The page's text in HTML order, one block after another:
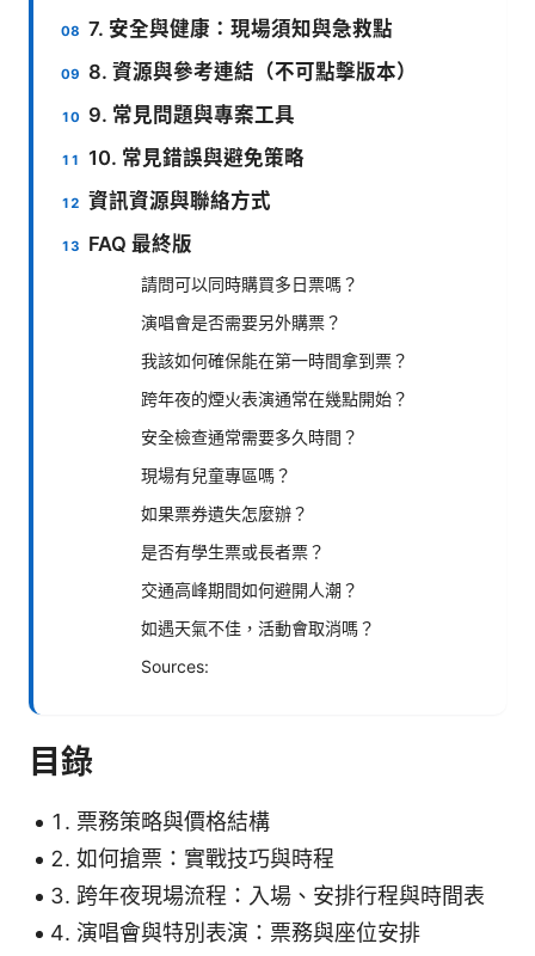
7. 安全與健康：現場須知與急救點
8. 資源與參考連結（不可點擊版本）
9. 常見問題與專案工具
10. 常見錯誤與避免策略
資訊資源與聯絡方式
FAQ 最終版
請問可以同時購買多日票嗎？
演唱會是否需要另外購票？
我該如何確保能在第一時間拿到票？
跨年夜的煙火表演通常在幾點開始？
安全檢查通常需要多久時間？
現場有兒童專區嗎？
如果票券遺失怎麼辦？
是否有學生票或長者票？
交通高峰期間如何避開人潮？
如遇天氣不佳，活動會取消嗎？
Sources:
目錄
票務策略與價格結構
如何搶票：實戰技巧與時程
跨年夜現場流程：入場、安排行程與時間表
演唱會與特別表演：票務與座位安排